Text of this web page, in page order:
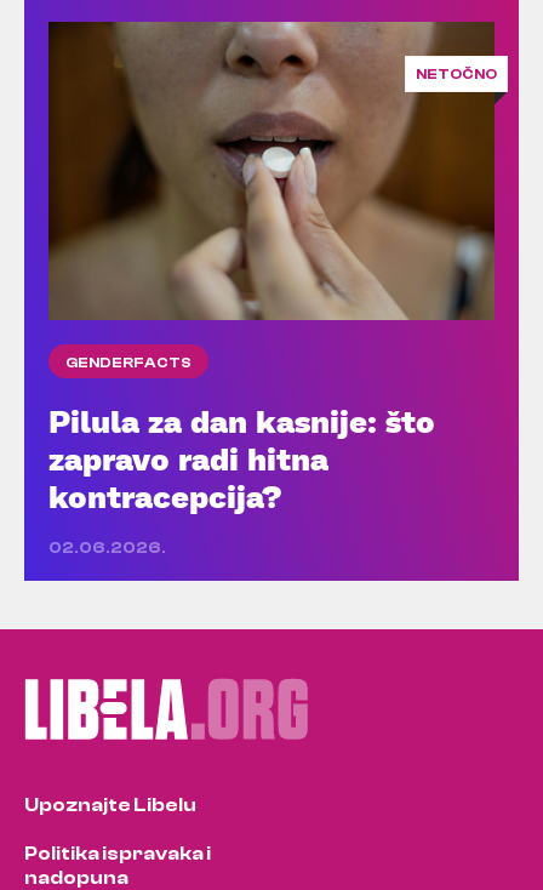
NETOČNO
GENDERFACTS
Pilula za dan kasnije: što
zapravo radi hitna
kontracepcija?
02.06.2026.
Upoznajte Libelu
Politika ispravaka i
nadopuna